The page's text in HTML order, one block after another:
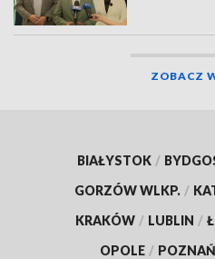
ZOBACZ
BIAŁYSTOK /
GORZÓW WLKP. /
KRAKÓW / LUBLIN /
OPOLE / POZNAŃ